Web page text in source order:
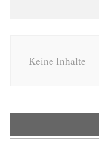
Keine Inhalte